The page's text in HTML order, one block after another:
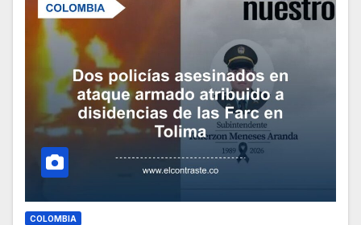
COLOMBIA